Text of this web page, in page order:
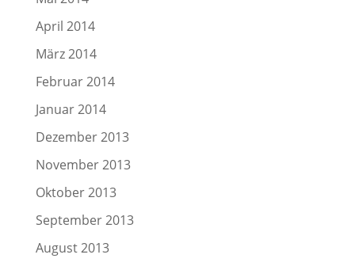
April 2014
März 2014
Februar 2014
Januar 2014
Dezember 2013
November 2013
Oktober 2013
September 2013
August 2013